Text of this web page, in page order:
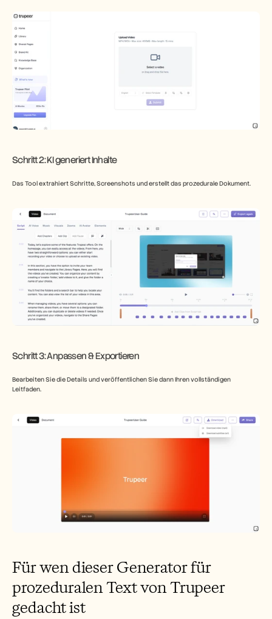
​Schritt 2: KI generiert Inhalte
Das Tool extrahiert Schritte, Screenshots und erstellt das prozedurale Dokument.
​Schritt 3: Anpassen & Exportieren
Bearbeiten Sie die Details und veröffentlichen Sie dann Ihren vollständigen
Leitfaden.
Für wen dieser Generator für
prozeduralen Text von Trupeer
gedacht ist